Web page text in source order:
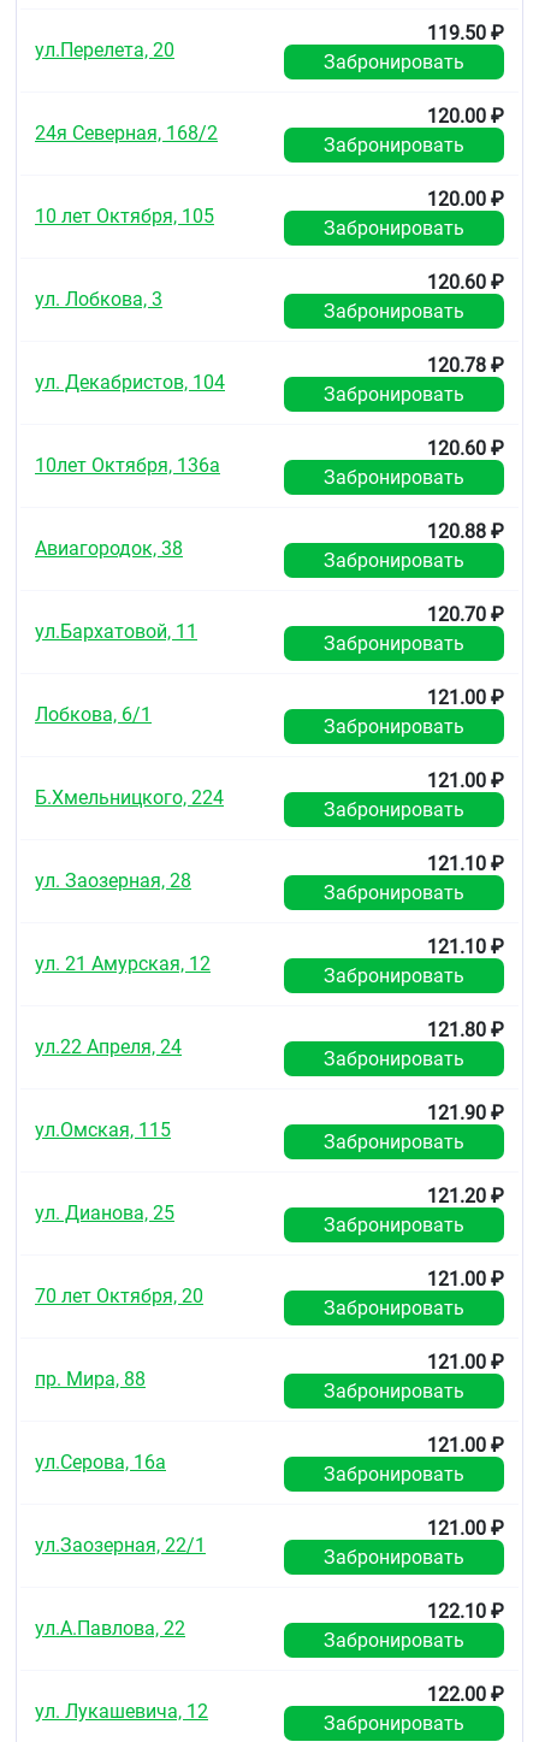
Условия отпуска из аптек
ул.Перелета, 20
119.50 ₽
Забронировать
24я Северная, 168/2
120.00 ₽
Забронировать
10 лет Октября, 105
120.00 ₽
Забронировать
ул. Лобкова, 3
120.60 ₽
Забронировать
ул. Декабристов, 104
120.78 ₽
Забронировать
10лет Октября, 136а
120.60 ₽
Забронировать
Авиагородок, 38
120.88 ₽
Забронировать
ул.Бархатовой, 11
120.70 ₽
Забронировать
Лобкова, 6/1
121.00 ₽
Забронировать
Б.Хмельницкого, 224
121.00 ₽
Забронировать
ул. Заозерная, 28
121.10 ₽
Забронировать
ул. 21 Амурская, 12
121.10 ₽
Забронировать
ул.22 Апреля, 24
121.80 ₽
Забронировать
ул.Омская, 115
121.90 ₽
Забронировать
ул. Дианова, 25
121.20 ₽
Забронировать
70 лет Октября, 20
121.00 ₽
Забронировать
пр. Мира, 88
121.00 ₽
Забронировать
ул.Серова, 16а
121.00 ₽
Забронировать
ул.Заозерная, 22/1
121.00 ₽
Забронировать
ул.А.Павлова, 22
122.10 ₽
Забронировать
ул. Лукашевича, 12
122.00 ₽
Забронировать